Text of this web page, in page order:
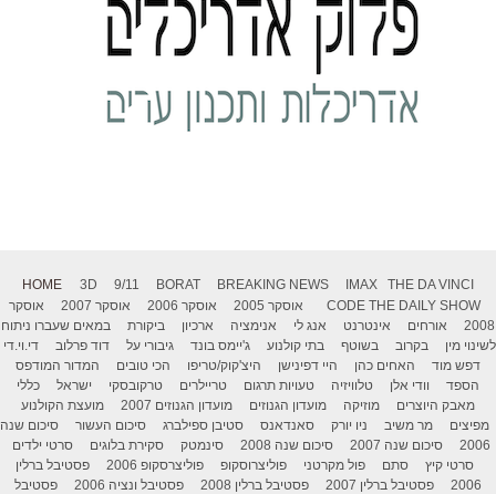
HOME 3D 9/11 BORAT BREAKING NEWS IMAX
THE DA VINCI
CODE THE DAILY SHOW אוסקר 2005 אוסקר 2006 אוסקר 2007
אוסקר
2008
אורחים אינטרנט אנג לי אנימציה ארכיון ביקורת
במאים שעברו ניתוח
לשינוי מין
בקרוב בשוטף בתי קולנוע ג'יימס בונד גיבורי על דוד פרלוב
די.וי.די
דפש מוד
האחים כהן היי דפינישן היצ'קוק/טריפו הכי טובים
המדור המודפס
הספד
וודי אלן טלוויזיה טעויות תרגום טריילרים טרקובסקי ישראל
כללי
מאבק היוצרים
מוזיקה מועדון הגנוזים מועדון הגנוזים 2007
מועצת הקולנוע
מפיצים
מר משיב ניו יורק סאנדאנס סטיבן ספילברג סיכום העשור
סיכום שנה
2006
סיכום שנה 2007 סיכום שנה 2008 סינמטק סקירת בלוגים
סרטי ילדים
סרטי קיץ
סתם פול מקרטני פוליצרוסקופ פוליצרסקופ 2006
פסטיבל ברלין
2006
פסטיבל ברלין 2007 פסטיבל ברלין 2008 פסטיבל ונציה 2006 פסטיבל